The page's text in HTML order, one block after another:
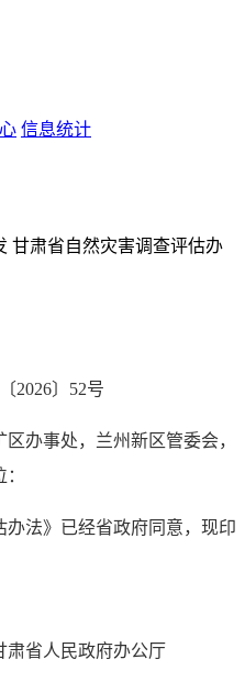
信息统计
甘肃省自然灾害调查评估办
2026〕52号
办事处，兰州新区管委会，
办法》已经省政府同意，现印
肃省人民政府办公厅